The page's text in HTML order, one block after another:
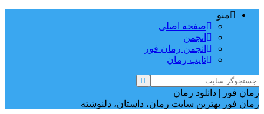
منو
صفحه اصلی
انجمن
انجمن رمان فور
تایپ رمان
رمان فور | دانلود رمان
رمان فور بهترین سایت رمان، داستان، دلنوشته